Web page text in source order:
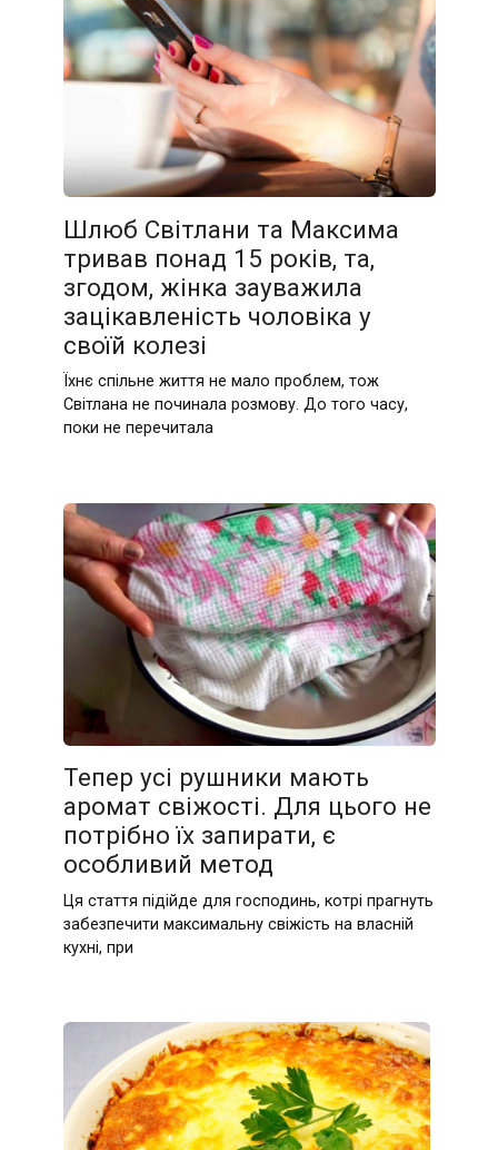
Шлюб Світлани та Максима
тривав понад 15 років, та,
згодом, жінка зауважила
зацікавленість чоловіка у
своїй колезі
Їхнє спільне життя не мало проблем, тож
Світлана не починала розмову. До того часу,
поки не перечитала
Тепер усі рушники мають
аромат свіжості. Для цього не
потрібно їх запирати, є
особливий метод
Ця стаття підійде для господинь, котрі прагнуть
забезпечити максимальну свіжість на власній
кухні, при